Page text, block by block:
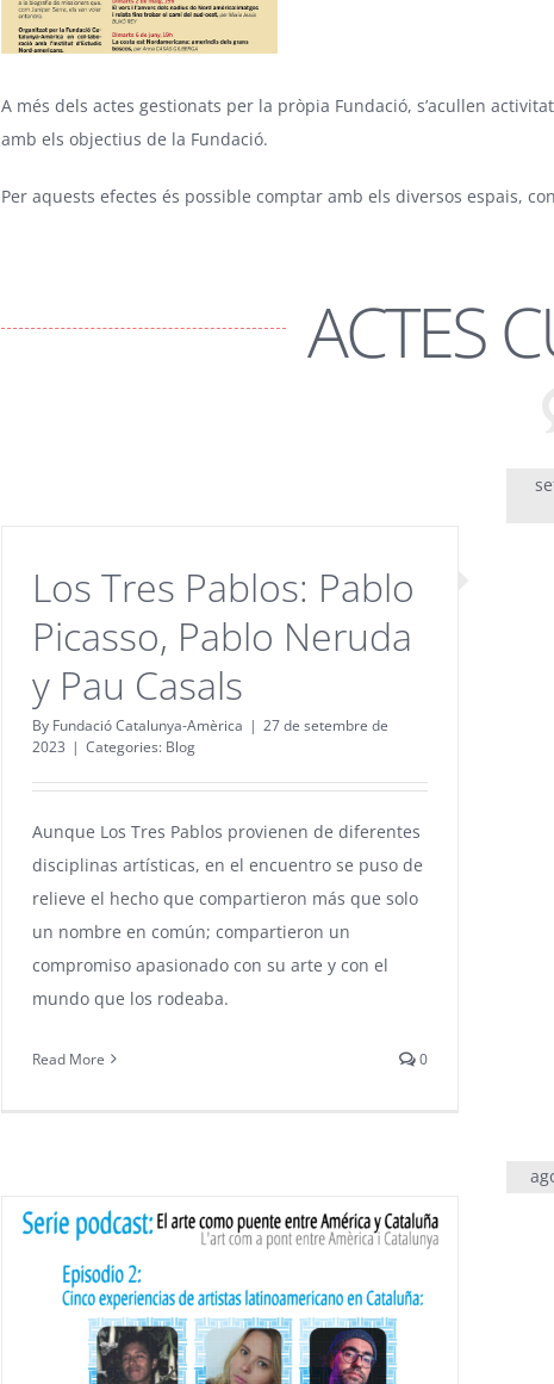
A més dels actes gestionats per la pròpia Fundació, s’acullen
amb els objectius de la Fundació.
Per aquests efectes és possible comptar amb els diversos espais,
ACTES
Los Tres Pablos: Pablo
Picasso, Pablo Neruda
y Pau Casals
By Fundació Catalunya-Amèrica | 27 de setembre de
2023 | Categories: Blog
Aunque Los Tres Pablos provienen de diferentes
disciplinas artísticas, en el encuentro se puso de
relieve el hecho que compartieron más que solo
un nombre en común; compartieron un
compromiso apasionado con su arte y con el
mundo que los rodeaba.
Read More 0